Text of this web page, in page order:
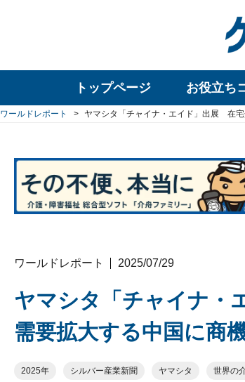
トップページ お役立ち
ワールドレポート ヤマシタ「チャイナ・エイド」出展 在
ワールドレポート 2025/07/29
ヤマシタ「チャイナ
需要拡大する中国に商
2025年 シルバー産業新聞 ヤマシタ 世界の